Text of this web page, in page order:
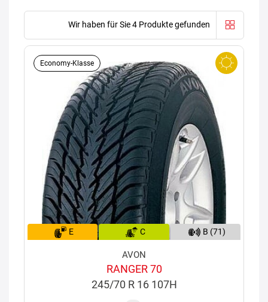
Wir haben für Sie 4 Produkte gefunden
Economy-Klasse
E C B (71)
AVON
RANGER 70
245/70 R 16 107H